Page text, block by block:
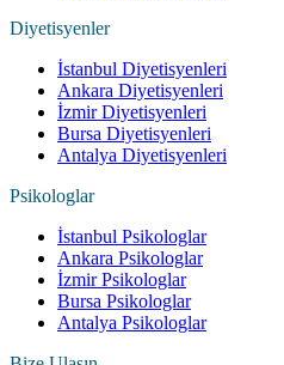
Diyetisyenler
İstanbul Diyetisyenleri
Ankara Diyetisyenleri
İzmir Diyetisyenleri
Bursa Diyetisyenleri
Antalya Diyetisyenleri
Psikologlar
İstanbul Psikologlar
Ankara Psikologlar
İzmir Psikologlar
Bursa Psikologlar
Antalya Psikologlar